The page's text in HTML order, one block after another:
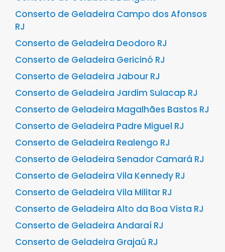
Conserto de Geladeira Campo dos Afonsos
RJ
Conserto de Geladeira Deodoro RJ
Conserto de Geladeira Gericinó RJ
Conserto de Geladeira Jabour RJ
Conserto de Geladeira Jardim Sulacap RJ
Conserto de Geladeira Magalhães Bastos RJ
Conserto de Geladeira Padre Miguel RJ
Conserto de Geladeira Realengo RJ
Conserto de Geladeira Senador Camará RJ
Conserto de Geladeira Vila Kennedy RJ
Conserto de Geladeira Vila Militar RJ
Conserto de Geladeira Alto da Boa Vista RJ
Conserto de Geladeira Andaraí RJ
Conserto de Geladeira Grajaú RJ